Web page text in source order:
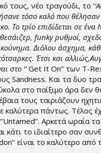
τους, νέο τραγούδι, το ‘’
τόσο καλό που
Το τρίο επιδίδεται σε ένα
funkyρυθμοί,
Διόλου άσχημα,
Έτσι και
στο ‘’Get It On’’ των T-
Sandness. Και τα δυο
στο παίξιμο άρα δεν
τους ταιριάζουν
καλύτερα πάντως. Τέλος
Αρκετά ωραία
κάτι το ιδιαίτερο σαν
είναι το καλύτερο από